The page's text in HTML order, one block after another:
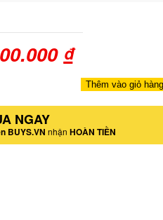
₫.
₫Giá
hiện
tại
là:
Thêm vào giỏ hàng
NGAY
BUYS.VN nhận HOÀN TIỀN